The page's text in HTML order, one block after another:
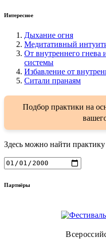
Интересное
Дыхание огня
Медитативный
От внутреннего гнева
системы
Избавление от
Ситали пранаям
Подбор практики на
Здесь можно найти
Партнёры